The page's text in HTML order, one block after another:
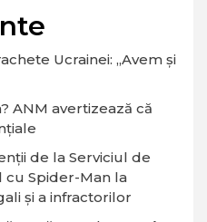
Ucrainei: „Avem și
ANM avertizează că
de la Serviciul de
cu Spider-Man la
și a infractorilor